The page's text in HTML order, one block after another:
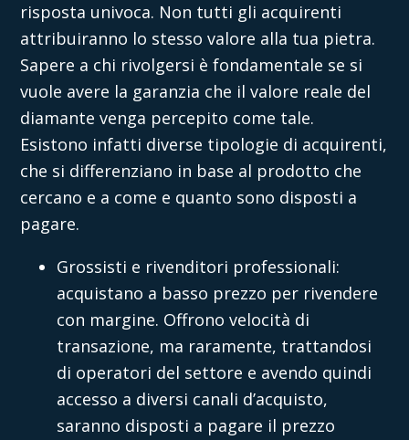
risposta univoca. Non tutti gli acquirenti
attribuiranno lo stesso valore alla tua pietra.
Sapere a chi rivolgersi è fondamentale se si
vuole avere la garanzia che il valore reale del
diamante venga percepito come tale.
Esistono infatti diverse tipologie di acquirenti,
che si differenziano in base al prodotto che
cercano e a come e quanto sono disposti a
pagare.
Grossisti e rivenditori professionali:
acquistano a basso prezzo per rivendere
con margine. Offrono velocità di
transazione, ma raramente, trattandosi
di operatori del settore e avendo quindi
accesso a diversi canali d’acquisto,
saranno disposti a pagare il prezzo